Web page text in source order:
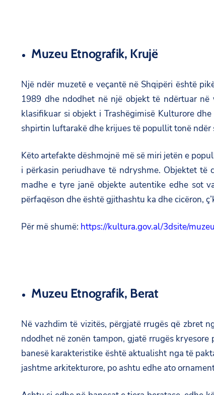
Muzeu Etnografik, Krujë
Një ndër muzetë e veçantë në Shqipëri është
1989 dhe ndodhet në një objekt të ndërtuar
klasifikuar si objekt i Trashëgimisë Kulturore
shpirtin luftarakë dhe krijues të popullit tonë
Këto artefakte dëshmojnë më së miri jetën e
i përkasin periudhave të ndryshme. Objektet të
madhe e tyre janë objekte autentike edhe sot
përfaqëson dhe është gjithashtu ka dhe cicëron,
Për më shumë: https://kultura.gov.al/3dsite/
Muzeu Etnografik, Berat
Në vazhdim të vizitës, përgjatë rrugës që zbret
ndod­het në zonën tampon, gjatë rrugës
banesë karakteristike është aktualisht nga të
jashtme arkitekturore, po ashtu edhe ato